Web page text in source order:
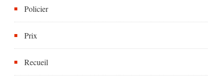
Policier
Prix
Recueil